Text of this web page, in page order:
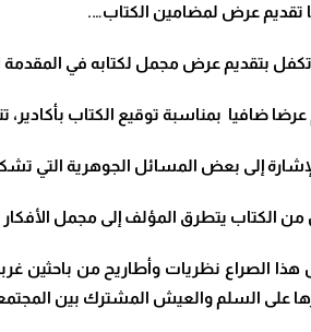
عرض لمضامين الكتاب….
تكفل بتقديم عرض مجمل لكتابه في المقدمة
عرضا ضافيا بمناسبة توقيع الكتاب
إلى بعض المسائل الجوهرية التي
من الكتاب يتطرق المؤلف إلى مجمل
الصراع نظريات وأطاريح من باحثين
على السلم والعيش المشترك بين